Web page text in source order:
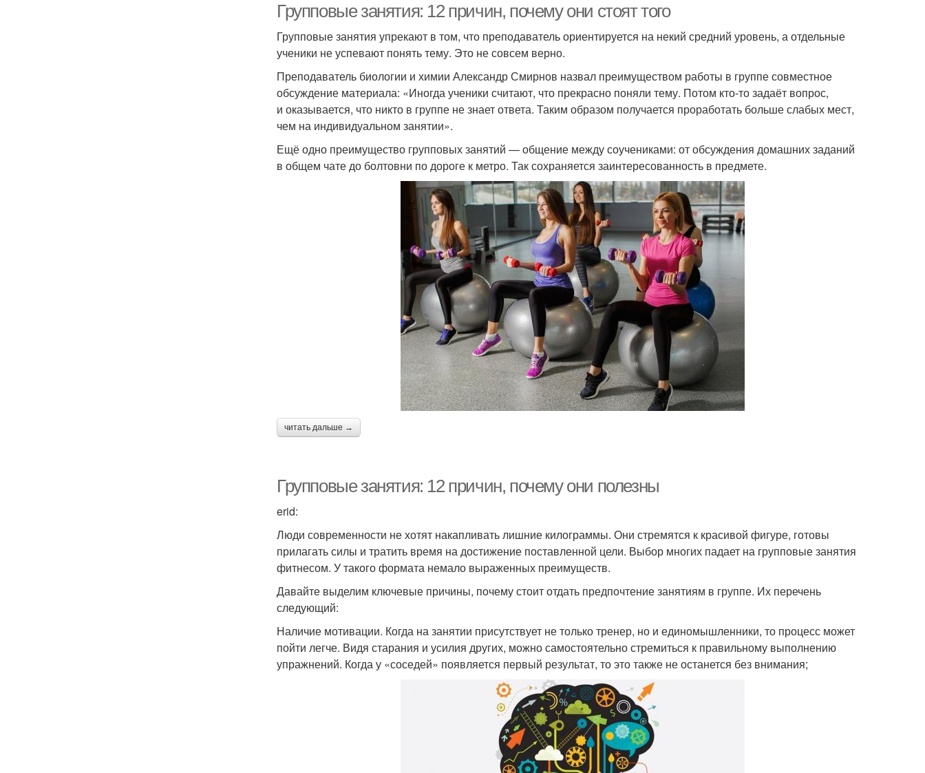
Групповые занятия: 12 причин, почему они стоят того
Групповые занятия упрекают в том, что преподаватель ориентируется на некий средний уровень, а отдельные
ученики не успевают понять тему. Это не совсем верно.
Преподаватель биологии и химии Александр Смирнов назвал преимуществом работы в группе совместное
обсуждение материала: «Иногда ученики считают, что прекрасно поняли тему. Потом кто-то задаёт вопрос,
и оказывается, что никто в группе не знает ответа. Таким образом получается проработать больше слабых мест,
чем на индивидуальном занятии».
Ещё одно преимущество групповых занятий — общение между соучениками: от обсуждения домашних заданий
в общем чате до болтовни по дороге к метро. Так сохраняется заинтересованность в предмете.
читать дальше →
Групповые занятия: 12 причин, почему они полезны
erid:
Люди современности не хотят накапливать лишние килограммы. Они стремятся к красивой фигуре, готовы
прилагать силы и тратить время на достижение поставленной цели. Выбор многих падает на групповые занятия
фитнесом. У такого формата немало выраженных преимуществ.
Давайте выделим ключевые причины, почему стоит отдать предпочтение занятиям в группе. Их перечень
следующий:
Наличие мотивации. Когда на занятии присутствует не только тренер, но и единомышленники, то процесс может
пойти легче. Видя старания и усилия других, можно самостоятельно стремиться к правильному выполнению
упражнений. Когда у «соседей» появляется первый результат, то это также не останется без внимания;